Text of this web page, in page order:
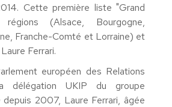
Cette première liste "Grand
(Alsace, Bourgogne,
Franche-Comté et Lorraine) et
Ferrari.
européen des Relations
délégation UKIP du groupe
depuis 2007, Laure Ferrari, âgée